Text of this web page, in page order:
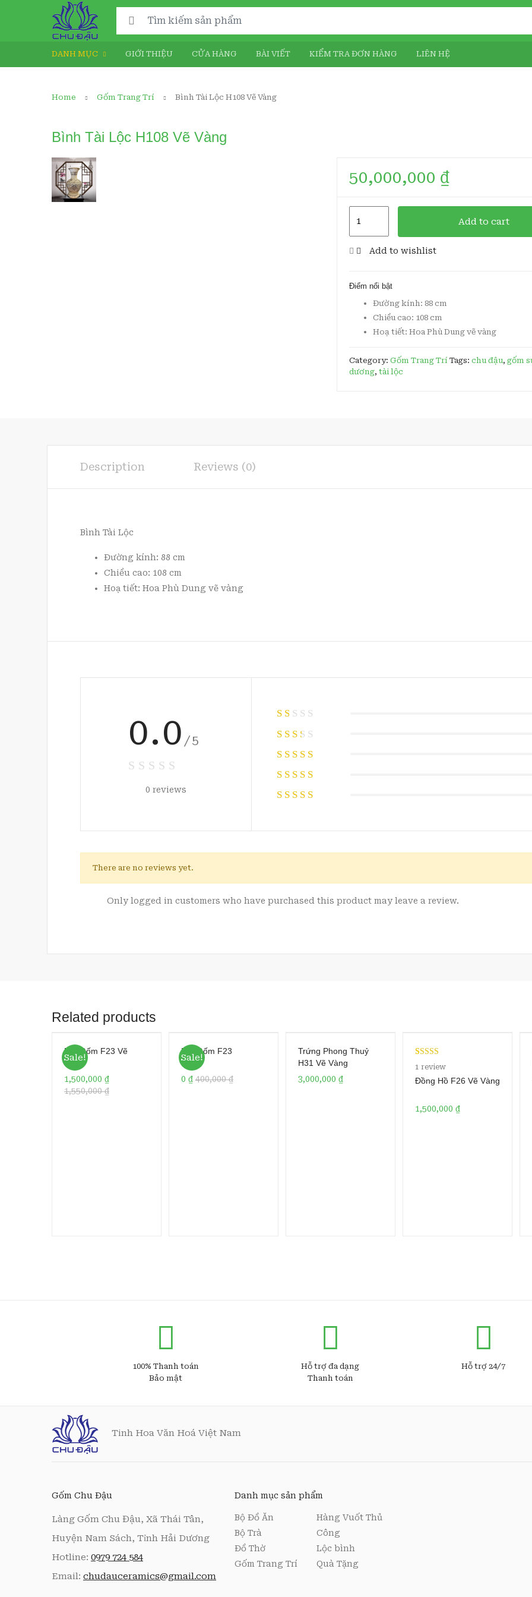
Search for:
DANH MỤC GIỚI THIỆU CỬA HÀNG BÀI VIẾT KIỂM TRA ĐƠN HÀNG LIÊN HỆ
Home Gốm Trang Trí Bình Tài Lộc H108 Vẽ Vàng
Bình Tài Lộc H108 Vẽ Vàng
50,000,000 ₫
Vàng
quantity
Add to cart
Add to wishlist
Điểm nổi bật
Đường kính: 88 cm
Chiều cao: 108 cm
Hoạ tiết: Hoa Phù Dung vẽ vàng
Category: Gốm Trang Trí Tags: chu đậu, gốm
dương, tài lộc
Description Reviews (0)
Bình Tài Lộc
Đường kính: 88 cm
Chiều cao: 108 cm
Hoạ tiết: Hoa Phù Dung vẽ vàng
0.0 /5
0 reviews
There are no reviews yet.
Only logged in customers who have purchased this product may leave a review.
Related products
Sale!
Đĩa Gốm F23 Vẽ
Vàng
1,500,000 ₫
1,550,000₫
Sale!
Đĩa Gốm F23
0 ₫ 400,000₫
Trứng Phong Thuỷ
H31 Vẽ Vàng
3,000,000 ₫
Rated
3.00
on
11 review
Đồng Hồ F26 Vẽ Vàng
1,500,000 ₫
100% Thanh toán
Bảo mật
Hỗ trợ đa dạng
Thanh toán
Hỗ trợ 24/7
Tinh Hoa Văn Hoá Việt Nam
Gốm Chu Đậu
Làng Gốm Chu Đậu, Xã Thái Tân,
Huyện Nam Sách, Tỉnh Hải Dương
Hotline: 0979 724 584
Email: chudauceramics@gmail.com
Danh mục sản phẩm
Bộ Đồ Ăn
Bộ Trà
Đồ Thờ
Gốm Trang Trí
Hàng Vuốt Thủ
Công
Lộc bình
Quà Tặng